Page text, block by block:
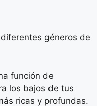
géneros de
función de
los bajos de tus
ricas y profundas.